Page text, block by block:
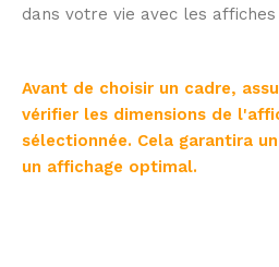
dans votre vie avec les
Avant de choisir un cadre,
vérifier les dimensions de
sélectionnée. Cela garantira
un affichage optimal.